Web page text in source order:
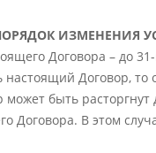
ИЗМЕНЕНИЯ
Договора – до
настоящий Договор,
быть
Договора. В этом